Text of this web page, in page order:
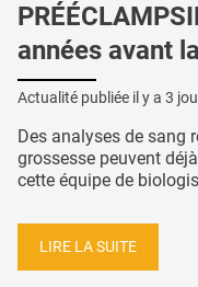
années avant
Actualité publiée il y a 3
Des analyses de sang
grossesse peuvent
cette équipe de
LIRE LA SUITE